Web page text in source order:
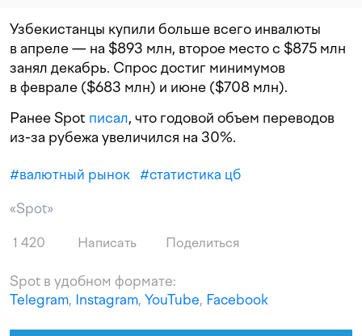
Узбекистанцы купили больше всего инвалюты
в апреле — на $893 млн, второе место с $875 млн
занял декабрь. Спрос достиг минимумов
в феврале ($683 млн) и июне ($708 млн).
Ранее Spot писал, что годовой объем переводов
из-за рубежа увеличился на 30%.
#валютный рынок #статистика цб
«Spot»
1 420 Написать Поделиться
Spot в удобном формате:
Telegram, Instagram, YouTube, Facebook